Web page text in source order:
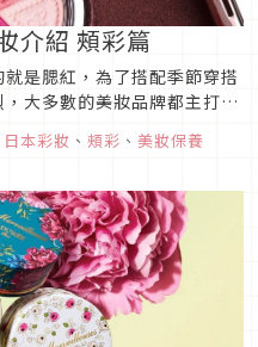
介紹 頰彩篇
是腮紅，為了搭配季節穿搭
大多數的美妝品牌都主打輪
日本彩妝 、 頰彩 、 美妝保養